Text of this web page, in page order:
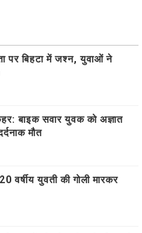
पर बिहटा में जश्न, युवाओं ने
बाइक सवार युवक को अज्ञात
मौत
वर्षीय युवती की गोली मारकर